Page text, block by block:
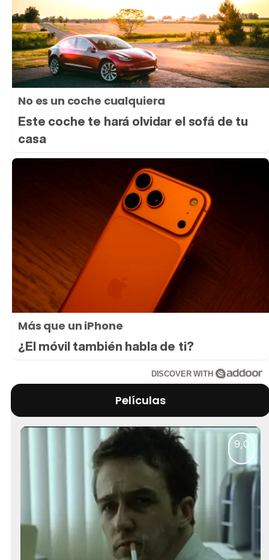
No es un coche cualquiera
Este coche te hará olvidar el sofá de tu
casa
Más que un iPhone
¿El móvil también habla de ti?
DISCOVER WITH
Películas
9,0